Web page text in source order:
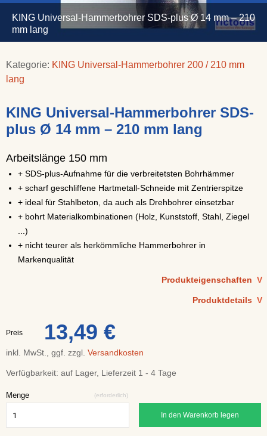
KING Universal-Hammerbohrer SDS-plus Ø 14 mm – 210
mm lang
Kategorie: KING Universal-Hammerbohrer 200 / 210 mm
lang
KING Universal-Hammerbohrer SDS-
plus Ø 14 mm – 210 mm lang
Arbeitslänge 150 mm
+ SDS-plus-Aufnahme für die verbreitetsten Bohrhämmer
+ scharf geschliffene Hartmetall-Schneide mit Zentrierspitze
+ ideal für Stahlbeton, da auch als Drehbohrer einsetzbar
+ bohrt Materialkombinationen (Holz, Kunststoff, Stahl, Ziegel
...)
+ nicht teurer als herkömmliche Hammerbohrer in
Markenqualität
Produkteigenschaften V
Produktdetails V
Preis 13,49 €
inkl. MwSt., ggf. zzgl. Versandkosten
Verfügbarkeit: auf Lager, Lieferzeit 1 - 4 Tage
Menge (erforderlich)
In den Warenkorb legen